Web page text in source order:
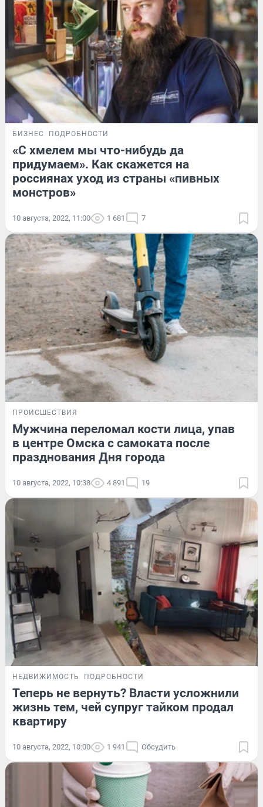
БИЗНЕС ПОДРОБНОСТИ
«С хмелем мы что-нибудь да
придумаем». Как скажется на
россиянах уход из страны «пивных
монстров»
10 августа, 2022, 11:00 1 681 7
ПРОИСШЕСТВИЯ
Мужчина переломал кости лица, упав
в центре Омска с самоката после
празднования Дня города
10 августа, 2022, 10:38 4 891 19
НЕДВИЖИМОСТЬ ПОДРОБНОСТИ
Теперь не вернуть? Власти усложнили
жизнь тем, чей супруг тайком продал
квартиру
10 августа, 2022, 10:00 1 941 Обсудить